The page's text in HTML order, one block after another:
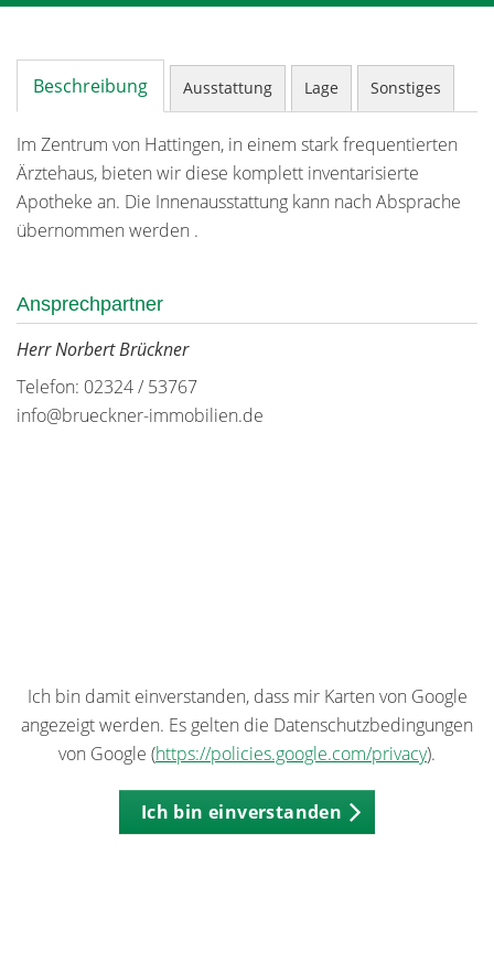
Beschreibung Ausstattung Lage Sonstiges
Im Zentrum von Hattingen, in einem stark frequentierten
Ärztehaus, bieten wir diese komplett inventarisierte
Apotheke an. Die Innenausstattung kann nach Absprache
übernommen werden .
Ansprechpartner
Herr Norbert Brückner
Telefon: 02324 / 53767
info@brueckner-immobilien.de
Ich bin damit einverstanden, dass mir Karten von Google
angezeigt werden. Es gelten die Datenschutzbedingungen
von Google (https://policies.google.com/privacy).
Ich bin einverstanden